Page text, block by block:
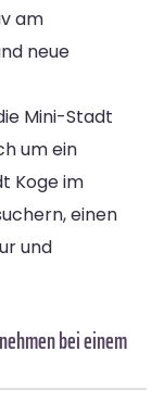
am
neue
Mini-Stadt
um ein
Koge im
einen
und
bei einem